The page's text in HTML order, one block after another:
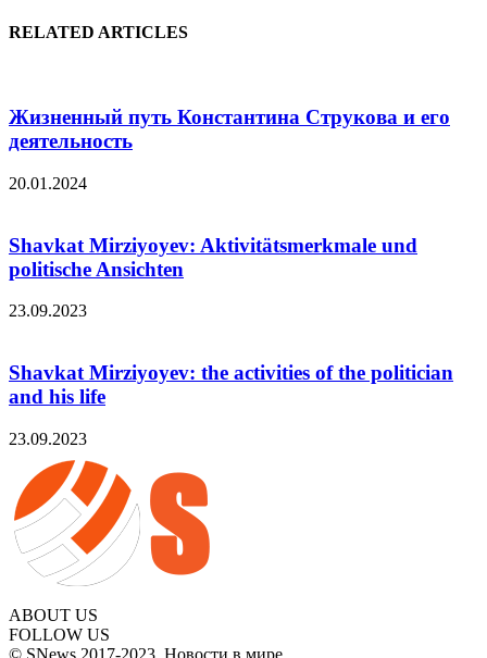
RELATED ARTICLES
Жизненный путь Константина Струкова и его
деятельность
20.01.2024
Shavkat Mirziyoyev: Aktivitätsmerkmale und
politische Ansichten
23.09.2023
Shavkat Mirziyoyev: the activities of the politician
and his life
23.09.2023
ABOUT US
FOLLOW US
© SNews 2017-2023. Новости в мире.